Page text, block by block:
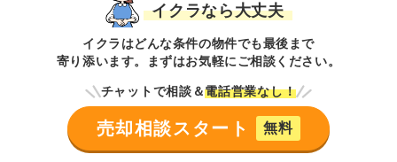
イクラなら大丈夫
イクラはどんな条件の物件でも最後まで
寄り添います。まずはお気軽にご相談ください。
チャットで相談＆電話営業なし！
売却相談スタート 無料